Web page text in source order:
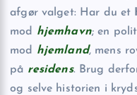
afgør valget: Har du et
mod hjemhavn; en
mod hjemland, mens
på residens. Brug
og selve historien i